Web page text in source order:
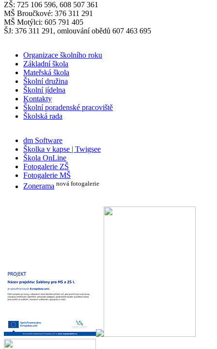
ZŠ: 725 106 596, 608 507 361
MŠ Broučkové: 376 311 291
MŠ Motýlci: 605 791 405
ŠJ: 376 311 291, omlouvání obědů 607 463 695
Organizace školního roku
Základní škola
Mateřská škola
Školní družina
Školní jídelna
Kontakty
Školní poradenské pracoviště
Školská rada
dm Software
Školka v kapse | Twigsee
Škola OnLine
Fotogalerie ZŠ
Fotogalerie MŠ
Zonerama nová fotogalerie